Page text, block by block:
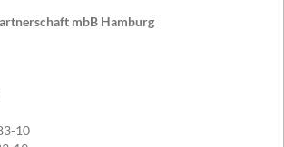
mbB Hamburg
10